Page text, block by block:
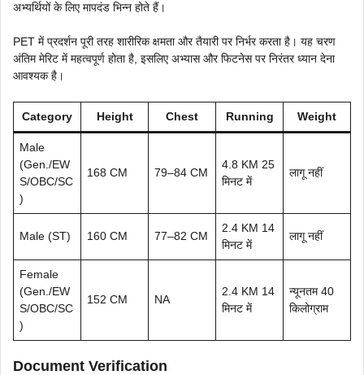
अभ्यर्थियों के लिए मापदंड भिन्न होते हैं।
PET में प्रदर्शन पूरी तरह शारीरिक क्षमता और तैयारी पर निर्भर करता है। यह चरण
अंतिम मेरिट में महत्वपूर्ण होता है, इसलिए अभ्यास और फिटनेस पर निरंतर ध्यान देना
आवश्यक है।
Category Height Chest Running Weight
Male
(Gen./EW
S/OBC/SC
)
168 CM 79–84 CM
4.8 KM 25
मिनट में
लागू नहीं
Male (ST) 160 CM 77–82 CM
2.4 KM 14
मिनट में
लागू नहीं
Female
(Gen./EW
S/OBC/SC
)
152 CM NA
2.4 KM 14
मिनट में
न्यूनतम 40
किलोग्राम
Document Verification